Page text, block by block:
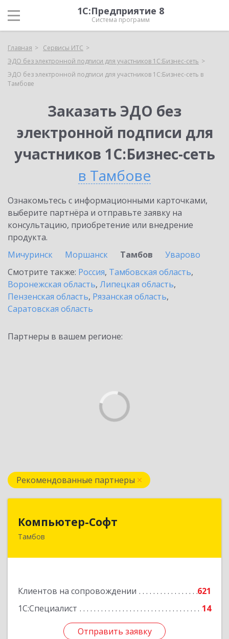
1С:Предприятие 8
Система программ
Главная
Сервисы ИТС
ЭДО без электронной подписи для участников 1С:Бизнес-сеть
ЭДО без электронной подписи для участников 1С:Бизнес-сеть в
Тамбове
Заказать ЭДО без
электронной подписи для
участников 1С:Бизнес-сеть
в Тамбове
Ознакомьтесь с информационными карточками,
выберите партнёра и отправьте заявку на
консультацию, приобретение или внедрение
продукта.
Мичуринск
Моршанск Тамбов
Уварово
Смотрите также: Россия, Тамбовская область,
Воронежская область, Липецкая область,
Пензенская область, Рязанская область,
Саратовская область
Партнеры в вашем регионе:
Рекомендованные партнеры
Компьютер-Софт
Тамбов
Клиентов на сопровождении
621
1С:Специалист
14
Отправить заявку
392000, Тамбовская обл, Тамбов г, Советская
Отправить заявку